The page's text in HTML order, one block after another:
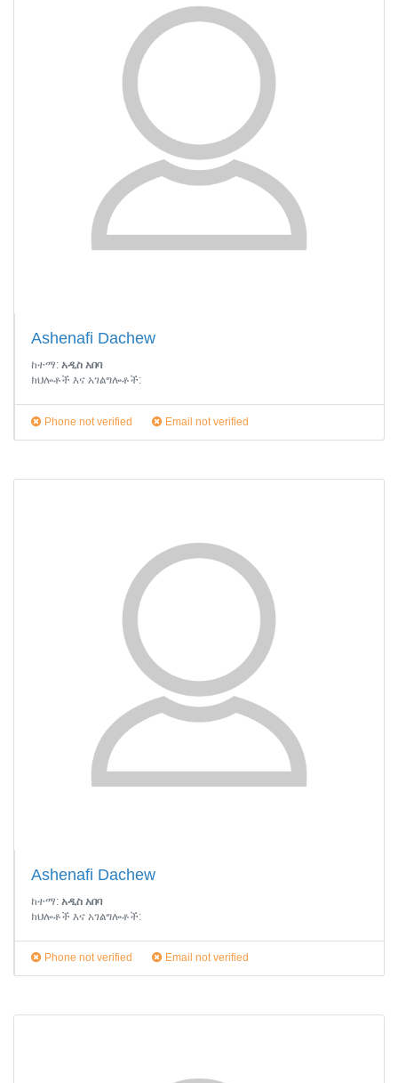
Ashenafi Dachew
ከተማ: አዲስ አበባ
ክህሎቶች እና አገልግሎቶች:
Phone not verified Email not verified
Ashenafi Dachew
ከተማ: አዲስ አበባ
ክህሎቶች እና አገልግሎቶች:
Phone not verified Email not verified